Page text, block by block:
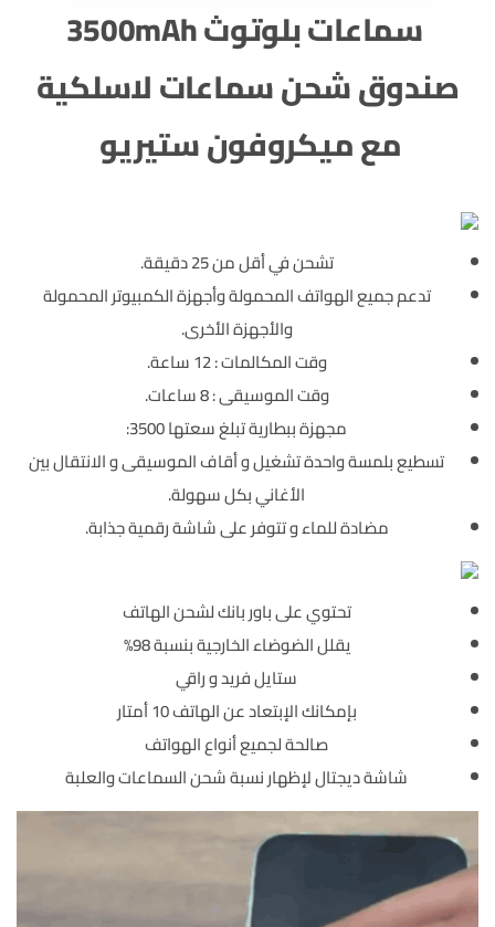
سماعات بلوتوث 3500mAh
صندوق شحن سماعات لاسلكية
مع ميكروفون ستيريو
تشحن في أقل من 25 دقيقة.
تدعم جميع الهواتف المحمولة وأجهزة الكمبيوتر المحمولة
والأجهزة الأخرى.
وقت المكالمات : 12 ساعة.
وقت الموسيقى : 8 ساعات.
مجهزة ببطارية تبلغ سعتها 3500:
تسطيع بلمسة واحدة تشغيل و أقاف الموسيقى و الانتقال بين
الأغاني بكل سهولة.
مضادة للماء و تتوفر على شاشة رقمية جذابة.
تحتوي على باور بانك لشحن الهاتف
يقلل الضوضاء الخارجية بنسبة 98%
ستايل فريد و راقي
بإمكانك الإبتعاد عن الهاتف 10 أمتار
صالحة لجميع أنواع الهواتف
شاشة ديجتال لإظهار نسبة شحن السماعات والعلبة